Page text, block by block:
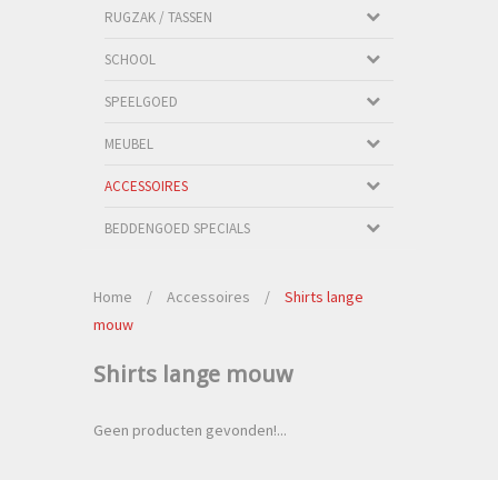
RUGZAK / TASSEN
SCHOOL
SPEELGOED
MEUBEL
ACCESSOIRES
BEDDENGOED SPECIALS
Home / Accessoires /
Shirts lange
mouw
Shirts lange mouw
Geen producten gevonden!...